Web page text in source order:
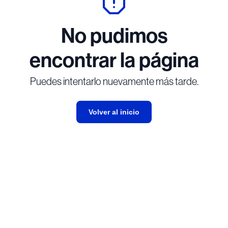
No pudimos
encontrar la página
Puedes intentarlo nuevamente más tarde.
Volver al inicio